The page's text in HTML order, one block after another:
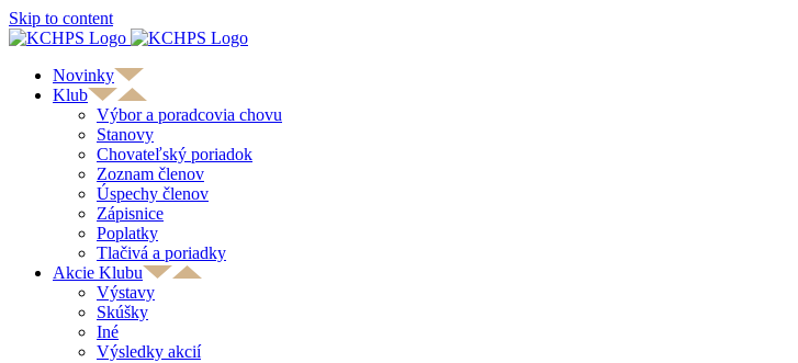
Skip to content
Novinky
Klub
Výbor a poradcovia chovu
Stanovy
Chovateľský poriadok
Zoznam členov
Úspechy členov
Zápisnice
Poplatky
Tlačivá a poriadky
Akcie Klubu
Výstavy
Skúšky
Iné
Výsledky akcií